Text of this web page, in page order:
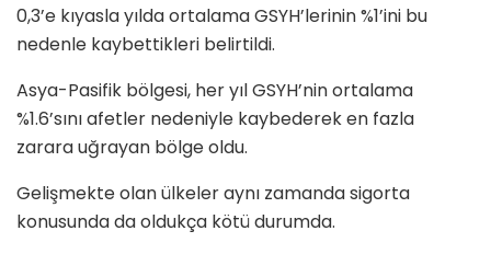
0,3’e kıyasla yılda ortalama GSYH’lerinin %1’ini bu
nedenle kaybettikleri belirtildi.
Asya-Pasifik bölgesi, her yıl GSYH’nin ortalama
%1.6’sını afetler nedeniyle kaybederek en fazla
zarara uğrayan bölge oldu.
Gelişmekte olan ülkeler aynı zamanda sigorta
konusunda da oldukça kötü durumda.